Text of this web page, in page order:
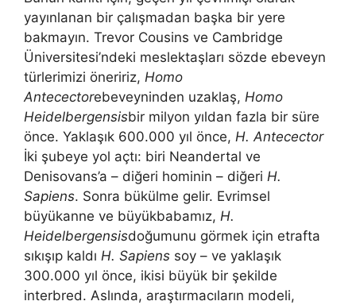
yayınlanan bir çalışmadan başka bir yere
bakmayın. Trevor Cousins ​​ve Cambridge
Üniversitesi’ndeki meslektaşları sözde ebeveyn
türlerimizi öneririz, Homo
Antecectorebeveyninden uzaklaş, Homo
Heidelbergensisbir milyon yıldan fazla bir süre
önce. Yaklaşık 600.000 yıl önce, H. Antecector
İki şubeye yol açtı: biri Neandertal ve
Denisovans’a – diğeri hominin – diğeri H.
Sapiens. Sonra bükülme gelir. Evrimsel
büyükanne ve büyükbabamız, H.
Heidelbergensisdoğumunu görmek için etrafta
sıkışıp kaldı H. Sapiens soy – ve yaklaşık
300.000 yıl önce, ikisi büyük bir şekilde
interbred. Aslında, araştırmacıların modeli,